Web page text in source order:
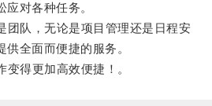
对各种任务。
队，无论是项目管理还是日程安
全面而便捷的服务。
得更加高效便捷！。